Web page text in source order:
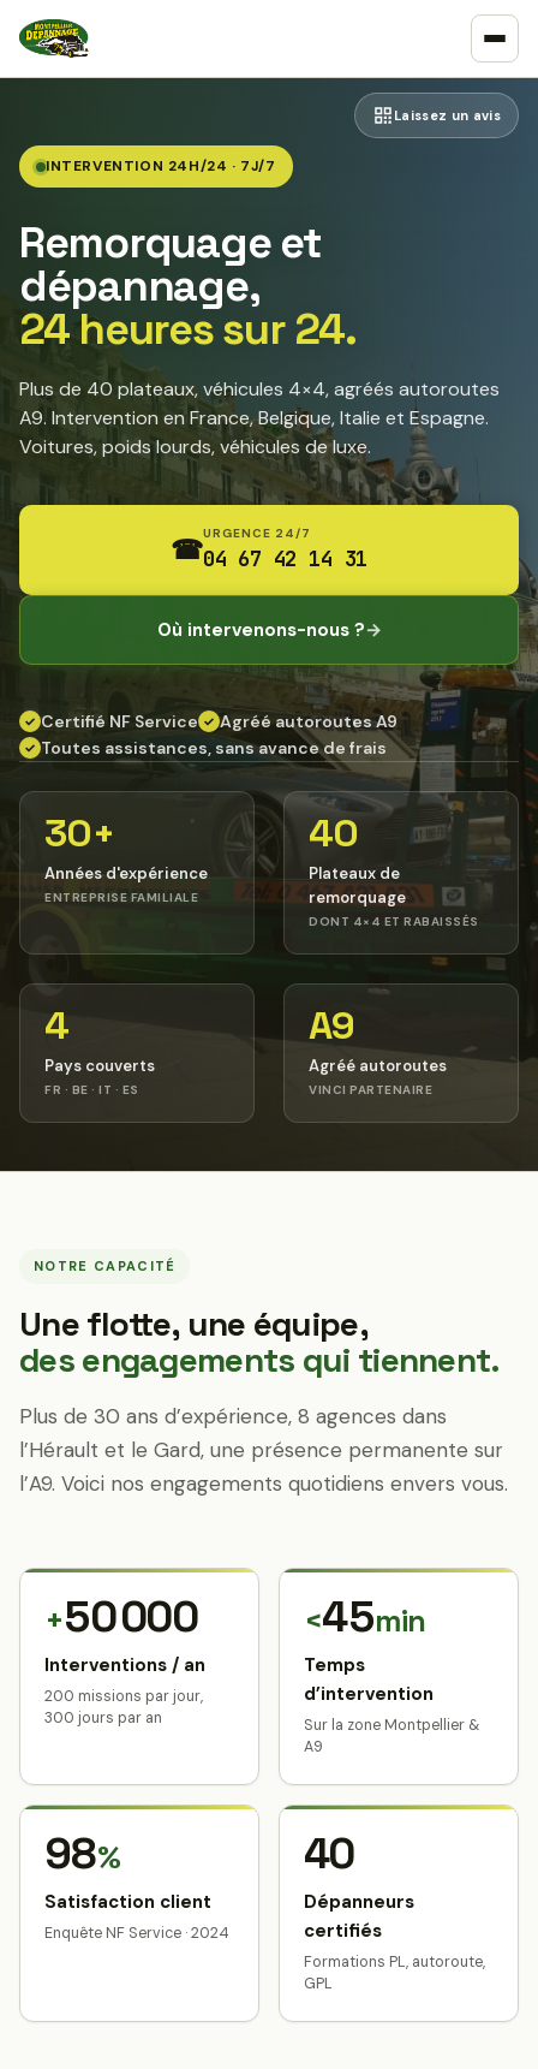
Laissez un avis
INTERVENTION 24H/24 · 7J/7
Remorquage et
dépannage,
24 heures sur 24.
Plus de 40 plateaux, véhicules 4×4, agréés autoroutes
A9. Intervention en France, Belgique, Italie et Espagne.
Voitures, poids lourds, véhicules de luxe.
☎URGENCE 24/7
04 67 42 14 31
Où intervenons-nous ?→
✓ Certifié NF Service ✓ Agréé autoroutes A9
✓ Toutes assistances, sans avance de frais
30+
Années d'expérience
ENTREPRISE FAMILIALE
40
Plateaux de
remorquage
DONT 4×4 ET RABAISSÉS
4
Pays couverts
FR · BE · IT · ES
A9
Agréé autoroutes
VINCI PARTENAIRE
NOTRE CAPACITÉ
Une flotte, une équipe,
des engagements qui tiennent.
Plus de 30 ans d’expérience, 8 agences dans
l’Hérault et le Gard, une présence permanente sur
l’A9. Voici nos engagements quotidiens envers vous.
+50 000
Interventions / an
200 missions par jour,
300 jours par an
<45min
Temps
d’intervention
Sur la zone Montpellier &
A9
98%
Satisfaction client
Enquête NF Service · 2024
40
Dépanneurs
certifiés
Formations PL, autoroute,
GPL